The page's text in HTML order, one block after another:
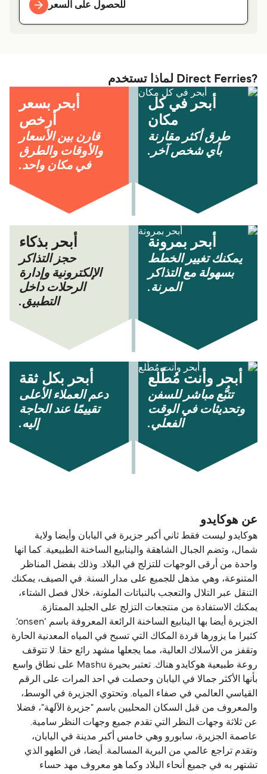
للحصول على السعر
أبحر في كل
مكان
طرق أكثر مقارنة
بأي شخص آخر.
أبحر بسعر
أرخص
قارن بين الأسعار
والأوقات والطرق
في مكان واحد.
أبحر بمرونة
يمكنك تغيير الخطط
بسهولة مع التذاكر
المرنة.
أبحر بذكاء
حجز التذاكر
الإلكترونية وإدارة
الرحلات داخل
التطبيق.
أبحر وأنت مُطّلع
تتبُّع مباشر للسفن
وتحديثات في الوقت
الفعلي.
أبحر بكل ثقة
دعم العملاء الأعلى
تقييمًا عند الحاجة
إليه.
عن هوكايدو
هوكايدو ليست فقط ثاني أكبر جزيرة في اليابان وأيضا ولاية
شمال، وتضم الجبال الشاهقة والينابيع الساخنة الطبيعية. كما انها
واحدة من أرقى الوجهات للتزلج في البلاد. وذلك بفضل المناظر
المتنوعة، وهي مذهل للجميع على مدار السنة. في الصيف، يمكنك
التنقل عبر التلال والتعجب بالنباتات الملونة، خلال فصل الشتاء،
يمكنك الاستفادة من منتجعات التزلج على الجليد الممتازة.
الجزيرة أيضا بها الينابيع الساخنة الرائعة المعروفة باسم ‘onsen’.
كثيرا ما يزورها قردة المكاك التي تسبح في المياه المعدنية الحارة
وتقفز من الأسلاك العالية، مما يجعلها مشهد رائع حقا. لا تتوقف
روعة طبيعية هوكايدو هناك. تعتبر بحيرة Mashu على نطاق واسع
بأنها الأكثر جمالا في اليابان وحصلت في احد المرات على الرقم
القياسي العالمي في صفاء المياه. وتحتوي الجزيرة في الوسط،
والمعروف من قبل السكان المحليين باسم "جزيرة الآلهة"، فضلا
عن ثلاثة وجهات النظر التي تقدم جميع وجهات النظر سامية.
عاصمة الجزيرة، سابورو وهي خامس أكبر مدينة في اليابان،
وتقدم تراجع عالمي من البرية المسالمة. أيضا، فن الطهو الذي
تشتهر به في جميع أنحاء البلاد وكما هو معروف مهد حساء